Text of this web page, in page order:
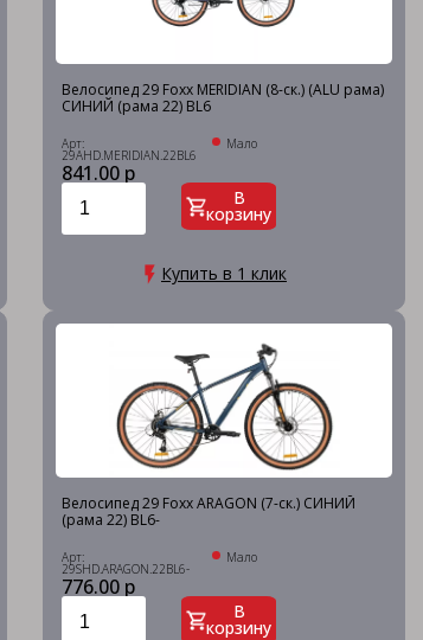
Велосипед 29 Foxx MERIDIAN (8-ск.) (ALU рама)
СИНИЙ (рама 22) BL6
Арт:
29AHD.MERIDIAN.22BL6
Мало
841.00 р
В
корзину
Купить в 1 клик
Велосипед 29 Foxx ARAGON (7-ск.) СИНИЙ
(рама 22) BL6-
Арт:
29SHD.ARAGON.22BL6-
Мало
776.00 р
В
корзину